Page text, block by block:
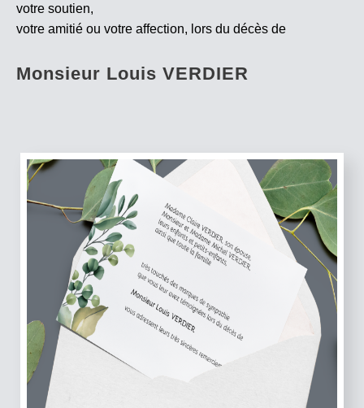
votre soutien,
votre amitié ou votre affection, lors du décès de
Monsieur Louis VERDIER